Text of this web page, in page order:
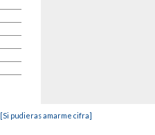
[Si pudieras amarme cifra]